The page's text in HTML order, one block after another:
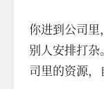
你进到公司
别人安排打
司里的资源，